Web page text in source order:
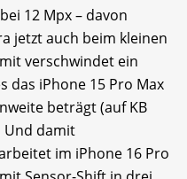
12 Mpx – davon
jetzt auch beim kleinen
verschwindet ein
das iPhone 15 Pro Max
beträgt (auf KB
Und damit
im iPhone 16 Pro